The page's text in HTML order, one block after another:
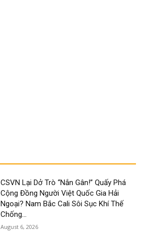
CSVN Lại Dở Trò “Nắn Gân!” Quấy Phá
Cộng Đồng Người Việt Quốc Gia Hải
Ngoại? Nam Bắc Cali Sôi Sục Khí Thế
Chống...
August 6, 2026